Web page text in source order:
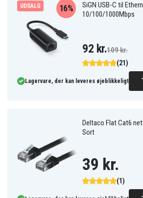
UDSALG
SiGN USB-C til
10/100/1000Mbps
(21)
16%
92 kr.109 kr.
Lagervare, der kan leveres øjeblikkeligt
Deltaco Flat Cat6
Sort
(1)
39 kr.